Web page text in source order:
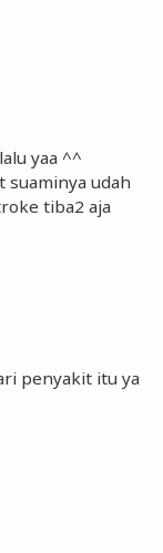
yaa ^^
suaminya udah
tiba2 aja
penyakit itu ya